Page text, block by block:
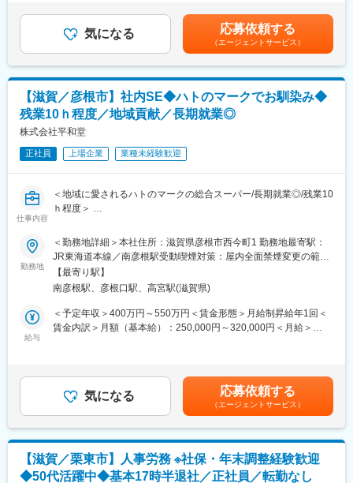
男性12名・女性2名（50代1名、40代6名、30代5名、20代2名）
で構成されています。円滑なコミュニケーションをとりながら業
務を進めています。
■就業環境：
・ワークライフバランスに力を入れており、残業時間は月10～20
時間程度、年休消化率は平均80％程度です。育児休暇は女性はも
ちろん男性の取得実績もございます。
・また2019年度より健康経営にも力を入れており、社内に推進事
変更の範囲：会社の定める業務
当社は最新のIoT技術に注力しており、これまで人の手でアナログ
に行われていた薬剤管理を、全自動で管理、調整、計測、分包ま
く貢献しています。
■当社営業の魅力
・調剤というニッチな分野で、業界トップクラスのシェアを誇る
製品が多数あります。寡占市場だからこそ、競合製品を使ってい
る顧客からいかにシェアを獲得するか、試行錯誤する面白さがあ
ります。
・医師や薬局長など、その分野を専門とする顧客に製品を販売す
るためには、自社製品だけでなく機械やIT、医療業界の動向も含
めた高度な知識と提案力が必要であり、大きくスキルアップでき
・当社の営業に決まったマニュアルはなく、自分なりの創意工夫
が重要です。また個人だけでなく、拠点単位での表彰制度もあ
り、営業所一丸で取り組む環境も魅力です。
入社後まずは半年ほど拠点でOJT研修を経たのち、本社で1か月弱
の研修を受けていただく予定です（研修中はホテル滞在）。契約
■当社について
当社は売上高256億円、全国77拠点、従業員数570名規模を誇る調
剤機器メーカーです。当社の調剤機器は単なる機械装置ではな
く、最先端のIoTシステムと組み合わせることで調剤業務の効率化
に貢献しています。
1971年創業と半世紀以上歴史をもち、特に1980年代から他社に先
＞※給与詳細は、年齢・スキルを考慮し決定します。■昇給：年1
回■賞与：年2回年収420万円／30歳 経験5年年収500万円／32歳
経験7年賃金はあくまでも目安の金額であり、選考を通じて上下す
る可能性があります。月給(月額)は固定手当を含めた表記です。
気になる 応募依頼する
（エージェントサービス）
【滋賀／彦根市】社内SE◆ハトのマークでお馴染み◆
残業10ｈ程度／地域貢献／長期就業◎
株式会社平和堂
正社員 上場企業 業種未経験歓迎
仕事内容
＜地域に愛されるハトのマークの総合スーパー/長期就業◎/残業10
ｈ程度＞
いきなり全てではなく、ご経験に応じて業務をお任せしますので
ご安心ください。
■業務詳細：
・各部への要件ヒアリング
・社内ポータルシステムの設計開発(PHP、JavaScript、java、
pythonなど)
・社内PC(約200台)のセットアップや障害対応
※各業務をパートナーベンダー様と協業体制、または、社内の内製
材適所で業務にあたって頂きます。
※GoogleCloudPlatformにてPaas/Faasベースで環境を構築、拡張
していきます。
勤務地
＜勤務地詳細＞本社住所：滋賀県彦根市西今町1 勤務地最寄駅：
JR東海道本線／南彦根駅受動喫煙対策：屋内全面禁煙変更の範
囲：会社の定める事業所
【最寄り駅】
南彦根駅、彦根口駅、高宮駅(滋賀県)
給与
＜予定年収＞400万円～550万円＜賃金形態＞月給制昇給年1回＜
賃金内訳＞月額（基本給）：250,000円～320,000円＜月給＞
でも目安の金額であり、選考を通じて上下する可能性がありま
す。月給(月額)は固定手当を含めた表記です。
気になる 応募依頼する
（エージェントサービス）
【滋賀／栗東市】人事労務 ※社保・年末調整経験歓迎
◆50代活躍中◆基本17時半退社／正社員／転勤なし